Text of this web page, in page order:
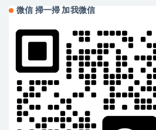
微信 掃一掃 加我微信